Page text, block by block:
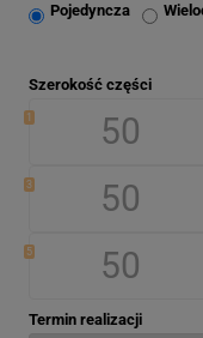
Pojedyncza
Szerokość części
1
3
5
Termin realizacji